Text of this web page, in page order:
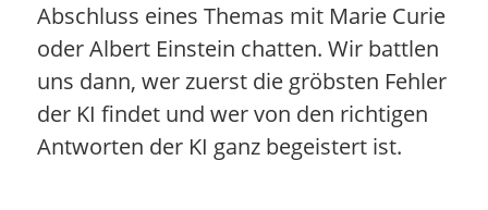
Abschluss eines Themas mit Marie Curie
oder Albert Einstein chatten. Wir battlen
uns dann, wer zuerst die gröbsten Fehler
der KI findet und wer von den richtigen
Antworten der KI ganz begeistert ist.